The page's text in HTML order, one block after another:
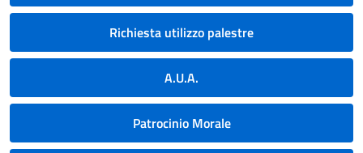
Richiesta utilizzo palestre
A.U.A.
Patrocinio Morale